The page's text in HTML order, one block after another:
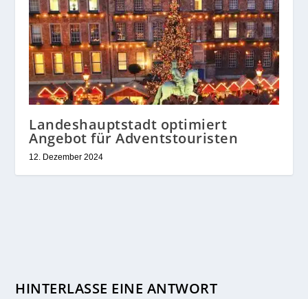
Landeshauptstadt optimiert
Angebot für Adventstouristen
12. Dezember 2024
HINTERLASSE EINE ANTWORT